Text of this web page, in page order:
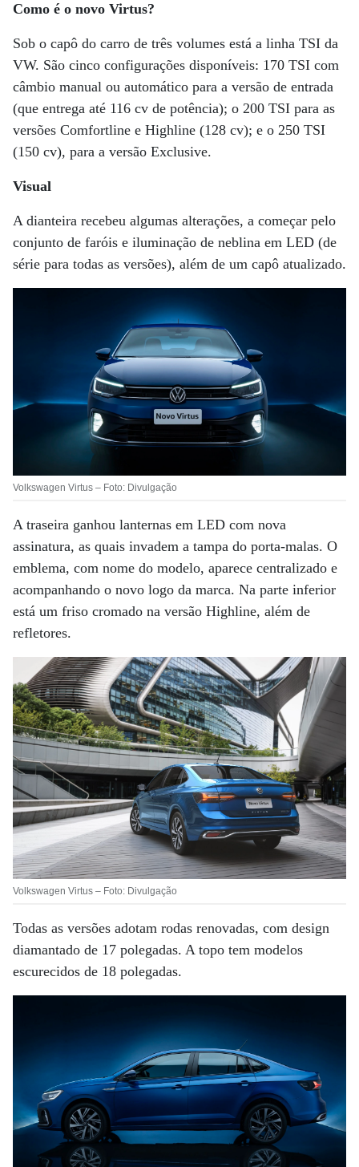
Como é o novo Virtus?
Sob o capô do carro de três volumes está a linha TSI da
VW. São cinco configurações disponíveis: 170 TSI com
câmbio manual ou automático para a versão de entrada
(que entrega até 116 cv de potência); o 200 TSI para as
versões Comfortline e Highline (128 cv); e o 250 TSI
(150 cv), para a versão Exclusive.
Visual
A dianteira recebeu algumas alterações, a começar pelo
conjunto de faróis e iluminação de neblina em LED (de
série para todas as versões), além de um capô atualizado.
Volkswagen Virtus – Foto: Divulgação
A traseira ganhou lanternas em LED com nova
assinatura, as quais invadem a tampa do porta-malas. O
emblema, com nome do modelo, aparece centralizado e
acompanhando o novo logo da marca. Na parte inferior
está um friso cromado na versão Highline, além de
refletores.
Volkswagen Virtus – Foto: Divulgação
Todas as versões adotam rodas renovadas, com design
diamantado de 17 polegadas. A topo tem modelos
escurecidos de 18 polegadas.